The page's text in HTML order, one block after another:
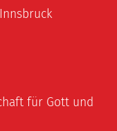
für Gott und